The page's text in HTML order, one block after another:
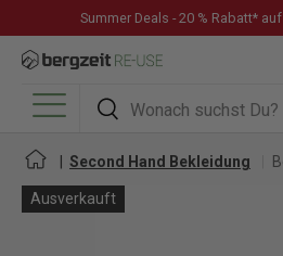
DIREKT ZUM INHALT
Summer Deals - 20 % Rabatt* auf
Suchen
Suchen
Menü
Second Hand Bekleidung
Ausverkauft